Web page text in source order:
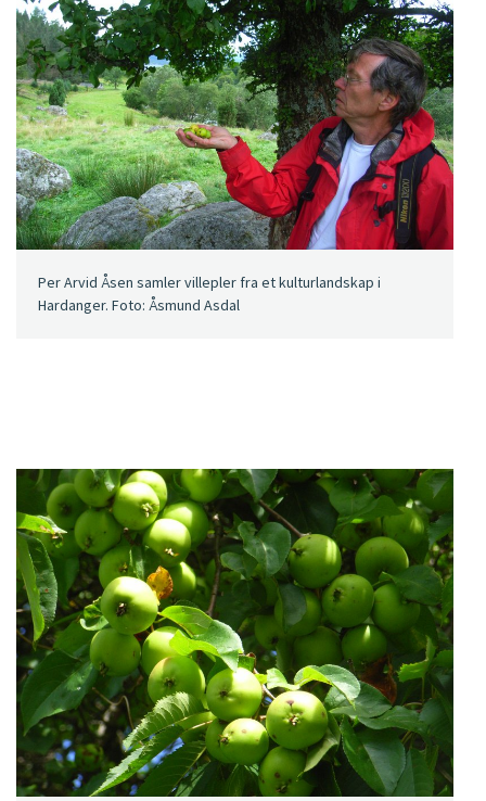
Per Arvid Åsen samler villepler fra et kulturlandskap i
Hardanger. Foto: Åsmund Asdal